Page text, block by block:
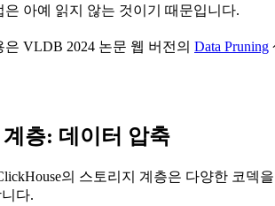
은 아예 읽지 않는 것이기 때문입니다.
은 VLDB 2024 논문 웹 버전의 Data Pruning
층: 데이터 압축
의 스토리지 계층은 다양한 코덱
다.